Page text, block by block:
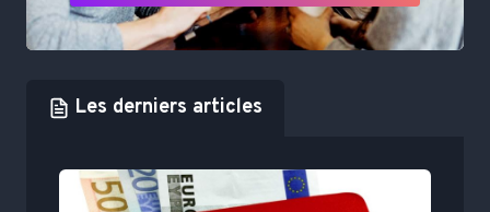
Les derniers articles